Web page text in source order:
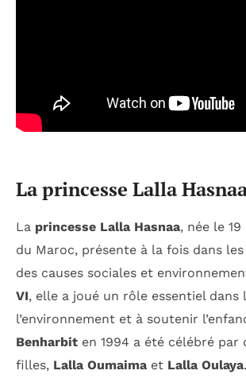
La princesse Lalla
La princesse Lalla Hasnaa, née le
du Maroc, présente à la fois dans
des causes sociales et
VI, elle a joué un rôle essentiel
l’environnement et à soutenir
Benharbit en 1994 a été célébré
filles, Lalla Oumaima et Lalla Oulaya.